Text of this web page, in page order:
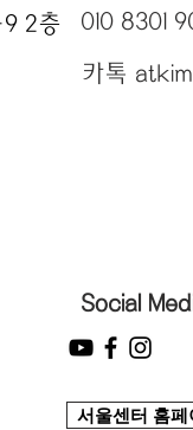
2층 010 8301
카톡
Social
서울센터 홈페